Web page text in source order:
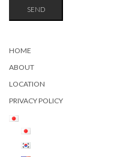
HOME
ABOUT
LOCATION
PRIVACY POLICY